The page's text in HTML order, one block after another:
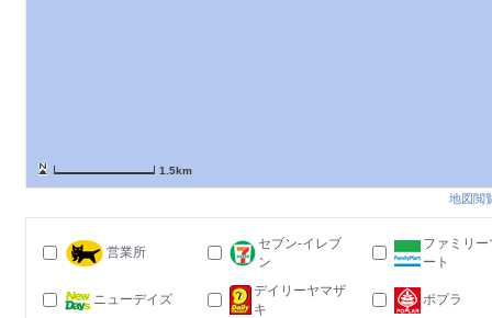
1.5km
地図閲
営業所
セブン-イレブ
ン
ファミリー
ート
ニューデイズ
デイリーヤマザ
キ
ポプラ